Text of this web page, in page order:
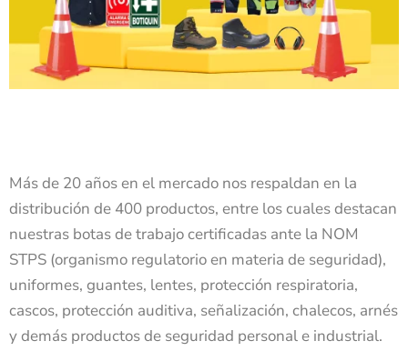
Más de 20 años en el mercado nos respaldan en la
distribución de 400 productos, entre los cuales destacan
nuestras botas de trabajo certificadas ante la NOM
STPS (organismo regulatorio en materia de seguridad),
uniformes, guantes, lentes, protección respiratoria,
cascos, protección auditiva, señalización, chalecos, arnés
y demás productos de seguridad personal e industrial.